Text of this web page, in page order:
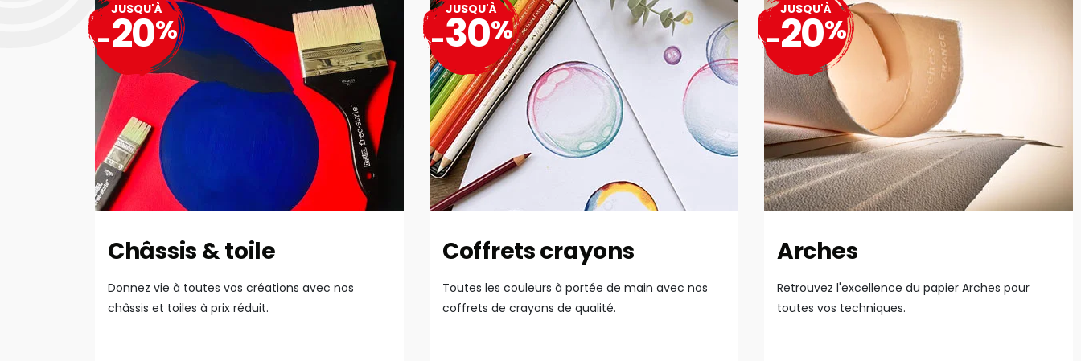
Châssis & toile
Donnez vie à toutes vos créations avec nos
châssis et toiles à prix réduit.
JUSQU'À
-20%
Coffrets crayons
Toutes les couleurs à portée de main avec nos
coffrets de crayons de qualité.
JUSQU'À
-30%
Arches
Retrouvez l'excellence du papier Arches pour
toutes vos techniques.
JUSQU'À
-20%